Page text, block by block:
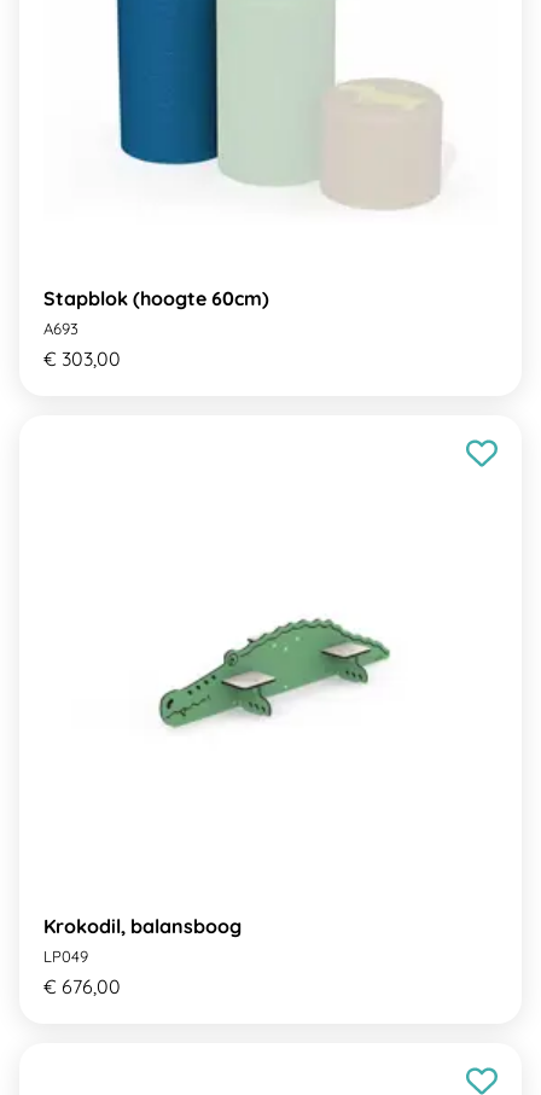
Stapblok (hoogte 60cm)
A693
€ 303,00
Krokodil, balansboog
LP049
€ 676,00